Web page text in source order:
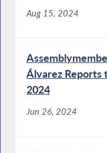
Aug 15, 2024
Álvarez Reports
2024
Jun 26, 2024